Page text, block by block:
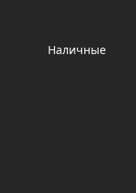
Наличные